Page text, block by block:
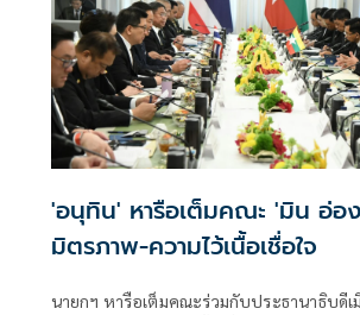
'อนุทิน' หารือเต็มคณะ 'มิน อ่อ
มิตรภาพ-ความไว้เนื้อเชื่อใจ
นายกฯ หารือเต็มคณะร่วมกับประธานาธิบดีเ